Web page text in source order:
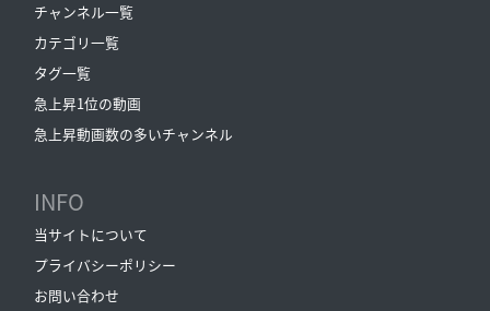
チャンネル一覧
カテゴリ一覧
タグ一覧
急上昇1位の動画
急上昇動画数の多いチャンネル
INFO
当サイトについて
プライバシーポリシー
お問い合わせ